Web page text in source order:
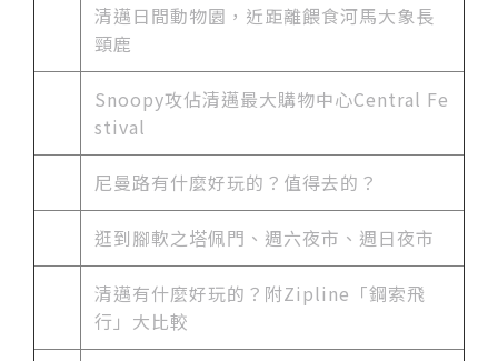
清邁日間動物園，近距離餵食河馬大象長
頸鹿
Snoopy攻佔清邁最大購物中心Central Fe
stival
尼曼路有什麼好玩的？值得去的？
逛到腳軟之塔佩門、週六夜市、週日夜市
清邁有什麼好玩的？附Zipline「鋼索飛
行」大比較